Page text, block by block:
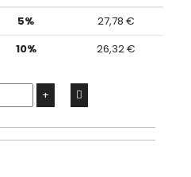
5%
27,78 €
10% 26,32 €
+